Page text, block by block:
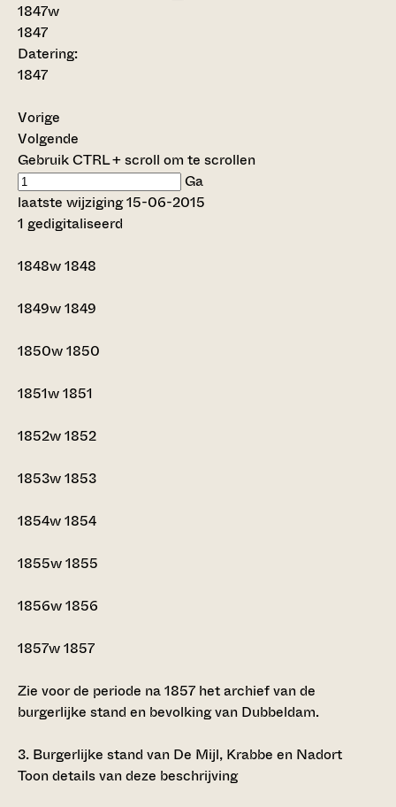
1847w
1847
Datering:
1847
Vorige
Volgende
Gebruik CTRL + scroll om te scrollen
Ga
laatste wijziging 15-06-2015
1 gedigitaliseerd
1848w1848
1849w1849
1850w1850
1851w1851
1852w1852
1853w1853
1854w1854
1855w1855
1856w1856
1857w1857
Zie voor de periode na 1857 het archief van de
burgerlijke stand en bevolking van Dubbeldam.
3. Burgerlijke stand van De Mijl, Krabbe en Nadort
Toon details van deze beschrijving